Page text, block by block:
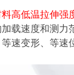
料高低温拉伸强
载速度和测力
速变形、等速